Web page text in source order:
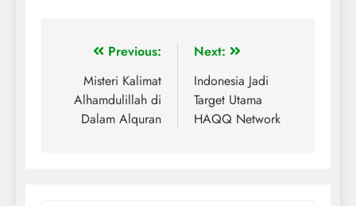
Previous:
Misteri Kalimat
Alhamdulillah di
Dalam Alquran
Next:
Indonesia Jadi
Target Utama
HAQQ Network